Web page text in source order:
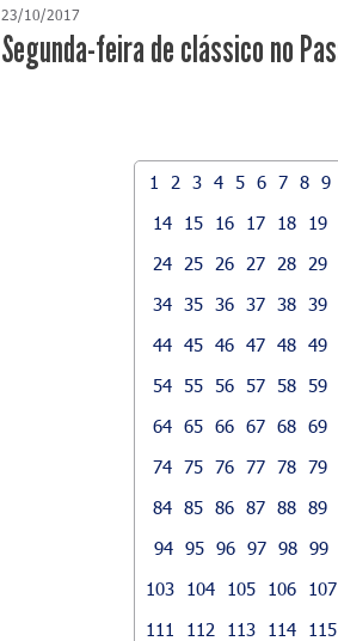
23/10/2017
Segunda-feira de clássico no
1 2 3 4 5 6 7 8 9
14
15 16 17 18 19
24
25 26 27 28 29
34 35 36 37 38 39
44 45 46 47 48 49
54 55 56 57 58 59
64 65 66 67 68 69
74 75 76 77 78 79
84 85 86 87 88 89
94 95 96 97 98 99
103
104 105 106 107
111
112 113 114 115